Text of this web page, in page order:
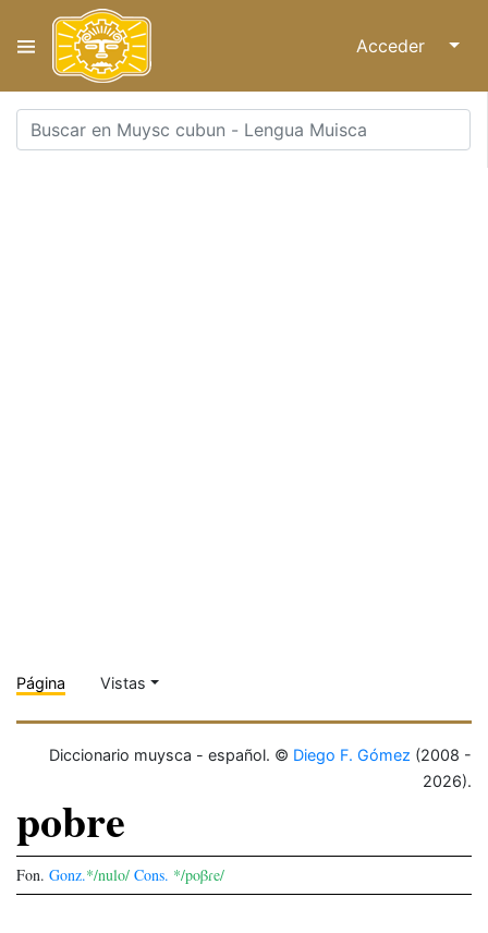
Acceder ↓
Página Vistas
Diccionario muysca - español. © Diego F. Gómez (2008 -
2026).
pobre
Fon. Gonz.*/nulo/ Cons. */poβɾe/